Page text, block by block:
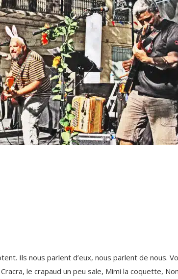
Ils nous parlent d’eux, nous parlent de nous.
le crapaud un peu sale, Mimi la coquette,